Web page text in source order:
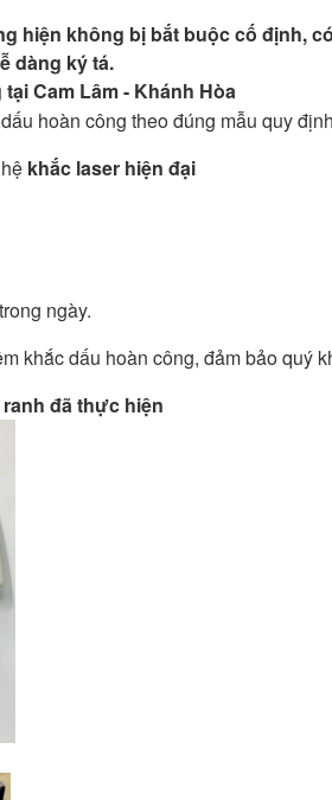
hiện không bị bắt buộc cố định,
dàng ký tá.
Cam Lâm - Khánh Hòa
hoàn công theo đúng mẫu quy
khắc laser hiện đại
ngày.
khắc dấu hoàn công, đảm bảo quý
đã thực hiện